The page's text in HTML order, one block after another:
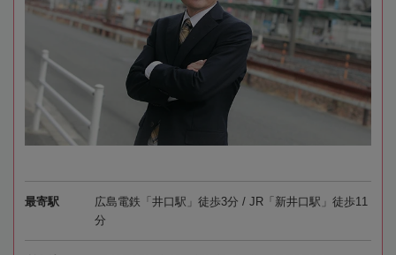
最寄駅
広島電鉄「井口駅」徒歩3分 / JR「新井口駅」徒歩11
分